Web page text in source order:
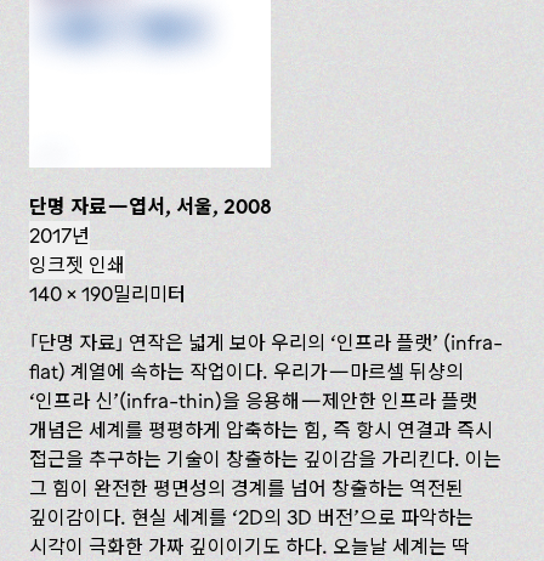
단명 자료—엽서, 서울, 2008
2017년
잉크젯 인쇄
140 x 190밀리미터
단명 자료 연작은 넓게 보아 우리의 ‘인프라 플랫’ (infra-
flat) 계열에 속하는 작업이다. 우리가—마르셀 뒤샹의
‘인프라 신’(infra-thin)을 응용해—제안한 인프라 플랫
개념은 세계를 평평하게 압축하는 힘, 즉 항시 연결과 즉시
접근을 추구하는 기술이 창출하는 깊이감을 가리킨다. 이는
그 힘이 완전한 평면성의 경계를 넘어 창출하는 역전된
깊이감이다. 현실 세계를 ‘2D의 3D 버전’으로 파악하는
시각이 극화한 가짜 깊이이기도 하다. 오늘날 세계는 딱